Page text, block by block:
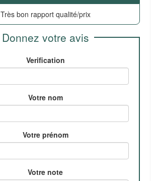
Très bon rapport qualité/prix
Donnez votre avis
Verification
Votre nom
Votre prénom
Votre note